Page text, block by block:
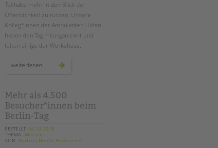
Zertfikatskurse
Seminarkalender
Seminarräume
Bereiche im Überblick
Kinder- und Jugendschutz
Unsere Videos
Gesellschafter VdK
schoolcoach BTL
Teilhabe mehr in den Blick der
Öffentlichkeit zu rücken. Unsere
Kolleg*innen der Ambulanten Hilfen
haben den Tag mitorganisiert und
leiten einige der Workshops.
weiterlesen fachtag:
pädagogische
ambulanten
einzelfallhilfe
Mehr als 4.500
Besucher*innen beim
Berlin-Tag
ERSTELLT 04.10.2018
THEMA
Messen
VON
Barbara Brecht-Hadraschek